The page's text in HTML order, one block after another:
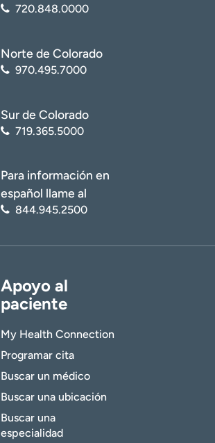
720.848.0000
Norte de Colorado
970.495.7000
Sur de Colorado
719.365.5000
Para información en
español llame al
844.945.2500
Apoyo al
paciente
My Health Connection
Programar cita
Buscar un médico
Buscar una ubicación
Buscar una
especialidad